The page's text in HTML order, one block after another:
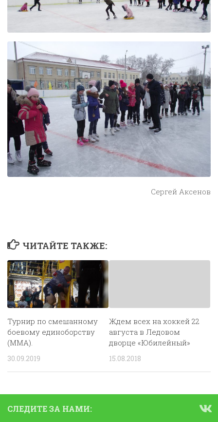
Сергей Аксенов
ЧИТАЙТЕ ТАКЖЕ:
Турнир по смешанному
боевому единоборству
(ММА).
30.09.2019
Ждем всех на хоккей 22
августа в Ледовом
дворце «Юбилейный»
15.08.2018
СЛЕДИТЕ ЗА НАМИ: